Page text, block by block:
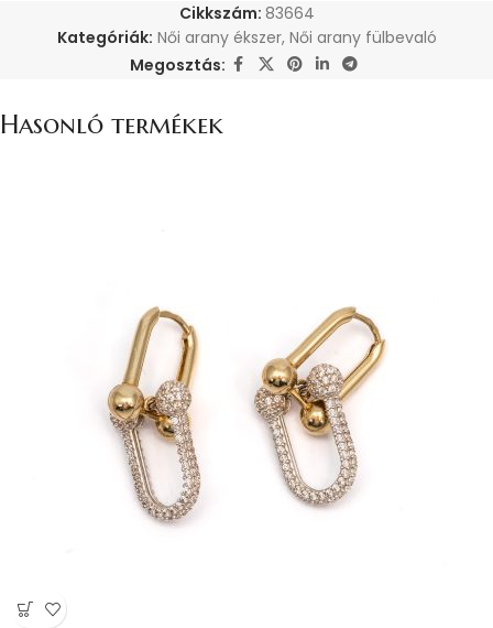
Cikkszám: 83664
Kategóriák: Női arany ékszer, Női arany fülbevaló
Megosztás:
Hasonló termékek